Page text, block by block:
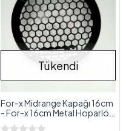
Tükendi
For-x Midrange Kapağı 16cm
- For-x 16cm Metal Hoparlör
Kapak - 2 Adet